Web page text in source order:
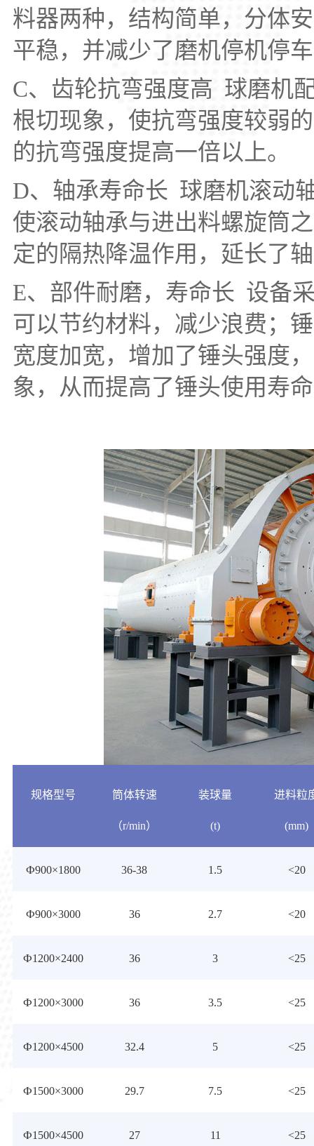
料器两种，结构简单，分体
平稳，并减少了磨机停机停
C、齿轮抗弯强度高 球磨机
根切现象，使抗弯强度较弱
的抗弯强度提高一倍以上。
D、轴承寿命长 球磨机滚动
使滚动轴承与进出料螺旋筒
定的隔热降温作用，延长了
E、部件耐磨，寿命长 设备
可以节约材料，减少浪费；
宽度加宽，增加了锤头强度
象，从而提高了锤头使用寿
规格型号 筒体转速
（r/min）
装球量
(t)
进料粒
(mm)
Ф900×1800 36-38 1.5 <20
Ф900×3000 36 2.7 <20
Ф1200×2400 36 3 <25
Ф1200×3000 36 3.5 <25
Ф1200×4500 32.4 5 <25
Ф1500×3000 29.7 7.5 <25
Ф1500×4500 27 11 <25